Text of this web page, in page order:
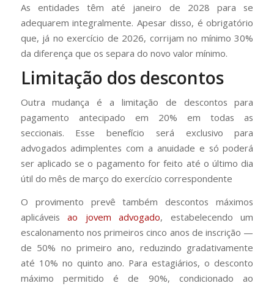
As entidades têm até janeiro de 2028 para se
adequarem integralmente. Apesar disso, é obrigatório
que, já no exercício de 2026, corrijam no mínimo 30%
da diferença que os separa do novo valor mínimo.
Limitação dos descontos
Outra mudança é a limitação de descontos para
pagamento antecipado em 20% em todas as
seccionais. Esse benefício será exclusivo para
advogados adimplentes com a anuidade e só poderá
ser aplicado se o pagamento for feito até o último dia
útil do mês de março do exercício correspondente
O provimento prevê também descontos máximos
aplicáveisao jovem advogado, estabelecendo um
escalonamento nos primeiros cinco anos de inscrição —
de 50% no primeiro ano, reduzindo gradativamente
até 10% no quinto ano. Para estagiários, o desconto
máximo permitido é de 90%, condicionado ao